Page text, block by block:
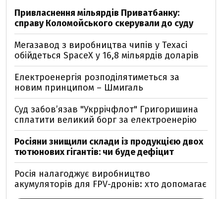
Привласнення мільярдів Приватбанку:
справу Коломойського скерували до суду
Мегазавод з виробництва чипів у Техасі
обійдеться SpaceX у 16,8 мільярдів доларів
Електроенергія розподілятиметься за
новим принципом – Шмигаль
Суд забов’язав "Укррічфлот" Григоришина
сплатити великий борг за електроенерію
Росіяни знищили склади із продукцією двох
тютюнових гігантів: чи буде дефіцит
Росія налагоджує виробництво
акумуляторів для FPV-дронів: хто допомагає